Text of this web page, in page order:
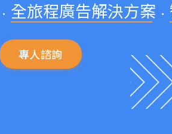
• •
專人諮詢